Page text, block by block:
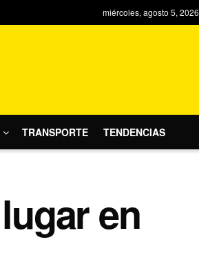
miércoles, agosto 5, 2026
TRANSPORTE TENDENCIAS
en